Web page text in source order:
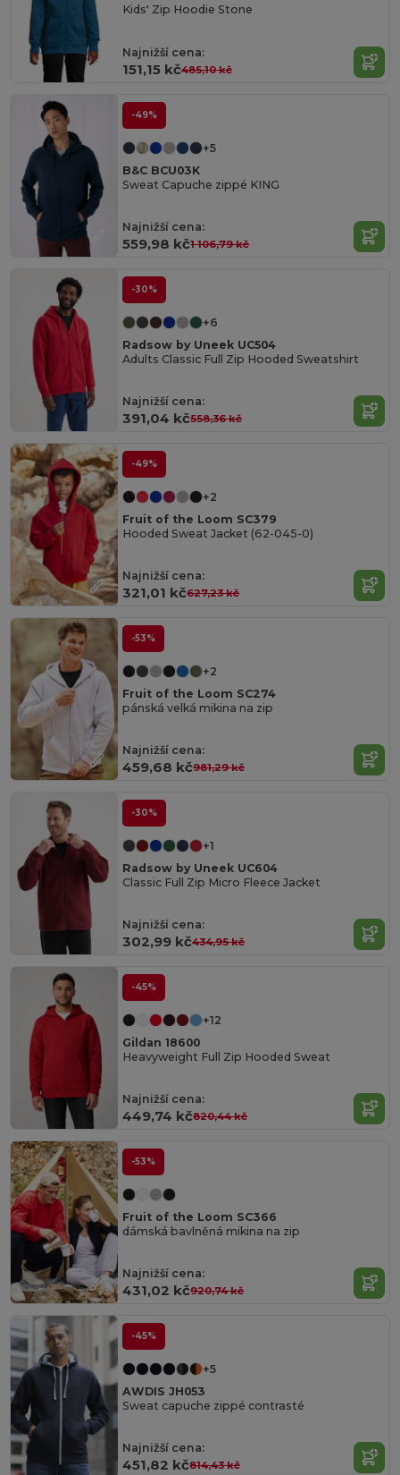
Kids' Zip Hoodie Stone
Najnižší cena:
151,15 kč485,10 kč
-49%
+5
B&C BCU03K
Sweat Capuche zippé KING
Najnižší cena:
559,98 kč1 106,79 kč
-30%
+6
Radsow by Uneek UC504
Adults Classic Full Zip Hooded Sweatshirt
Najnižší cena:
391,04 kč558,36 kč
-49%
+2
Fruit of the Loom SC379
Hooded Sweat Jacket (62-045-0)
Najnižší cena:
321,01 kč627,23 kč
-53%
+2
Fruit of the Loom SC274
pánská velká mikina na zip
Najnižší cena:
459,68 kč981,29 kč
-30%
+1
Radsow by Uneek UC604
Classic Full Zip Micro Fleece Jacket
Najnižší cena:
302,99 kč434,95 kč
-45%
+12
Gildan 18600
Heavyweight Full Zip Hooded Sweat
Najnižší cena:
449,74 kč820,44 kč
-53%
Fruit of the Loom SC366
dámská bavlněná mikina na zip
Najnižší cena:
431,02 kč920,74 kč
-45%
+5
AWDIS JH053
Sweat capuche zippé contrasté
Najnižší cena:
451,82 kč814,43 kč